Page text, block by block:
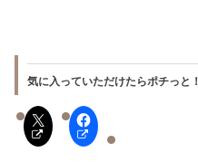
気に入っていただけたらポチっと！